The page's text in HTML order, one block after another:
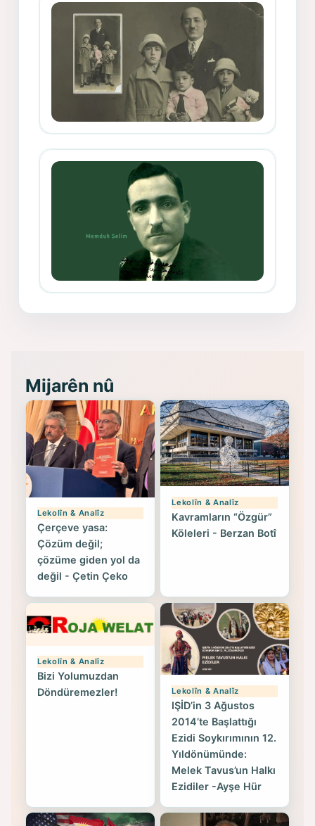
(Hoybun)’un Kuruluş Çalışmaları- 8
Mijarên nû
Lekolîn & Analîz
Çerçeve yasa:
Çözüm değil;
çözüme giden yol da
değil - Çetin Çeko
Lekolîn & Analîz
Kavramların “Özgür”
Köleleri - Berzan Botî
Lekolîn & Analîz
Bizi Yolumuzdan
Döndüremezler!
Lekolîn & Analîz
IŞİD’in 3 Ağustos
2014’te Başlattığı
Ezidi Soykırımının 12.
Yıldönümünde:
Melek Tavus’un Halkı
Ezidiler -Ayşe Hür